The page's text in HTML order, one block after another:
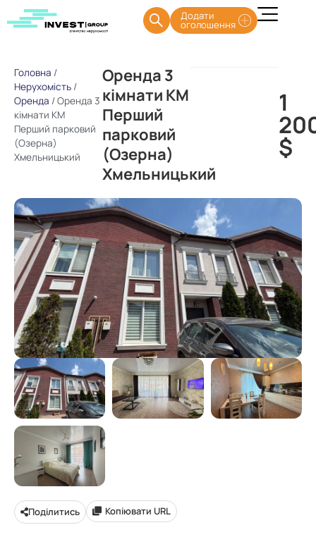
Додати
оголошення
Головна /
Нерухомість /
Оренда /Оренда 3
кімнати КМ
Перший парковий
(Озерна)
Хмельницький
Оренда 3
кімнати КМ
Перший
парковий
(Озерна)
Хмельницький
1
$
Поділитись Копіювати URL